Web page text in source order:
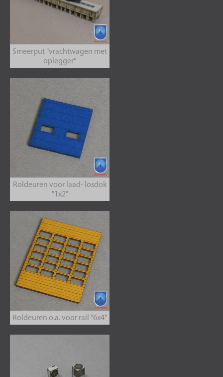
Smeerput "vrachtwagen met
oplegger"
Roldeuren voor laad- losdok
"1x2"
Roldeuren o.a. voor rail "6x4"